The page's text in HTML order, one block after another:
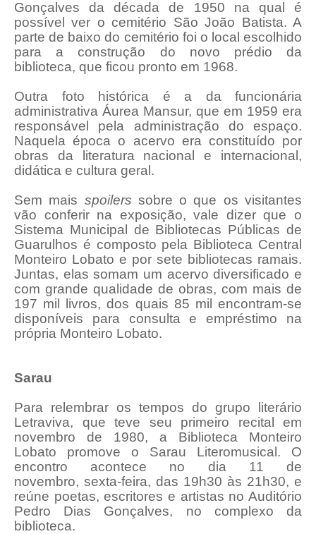
Gonçalves da década de 1950 na qual é
possível ver o cemitério São João Batista. A
parte de baixo do cemitério foi o local escolhido
para a construção do novo prédio da
biblioteca, que ficou pronto em 1968.
Outra foto histórica é a da funcionária
administrativa Áurea Mansur, que em 1959 era
responsável pela administração do espaço.
Naquela época o acervo era constituído por
obras da literatura nacional e internacional,
didática e cultura geral.
Sem mais spoilers sobre o que os visitantes
vão conferir na exposição, vale dizer que o
Sistema Municipal de Bibliotecas Públicas de
Guarulhos é composto pela Biblioteca Central
Monteiro Lobato e por sete bibliotecas ramais.
Juntas, elas somam um acervo diversificado e
com grande qualidade de obras, com mais de
197 mil livros, dos quais 85 mil encontram-se
disponíveis para consulta e empréstimo na
própria Monteiro Lobato.
Sarau
Para relembrar os tempos do grupo literário
Letraviva, que teve seu primeiro recital em
novembro de 1980, a Biblioteca Monteiro
Lobato promove o Sarau Literomusical. O
encontro acontece no dia 11 de
novembro, sexta-feira, das 19h30 às 21h30, e
reúne poetas, escritores e artistas no Auditório
Pedro Dias Gonçalves, no complexo da
biblioteca.